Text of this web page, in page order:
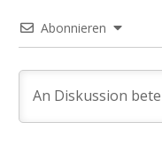
Abonnieren